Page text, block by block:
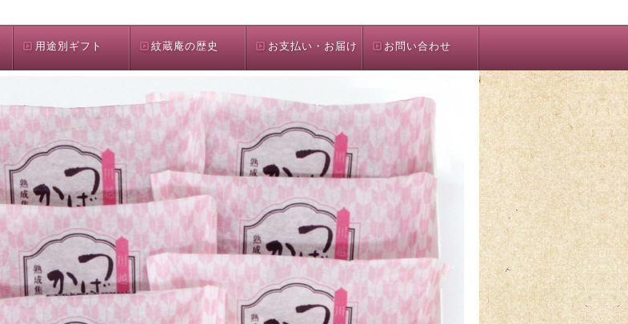
用途別ギフト 紋蔵庵の歴史 お支払い・お届け お問い合わせ